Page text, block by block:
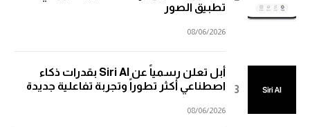
تطبيق الصور
08/06/2026
أبل تعلن رسمياً عن Siri AI بقدرات ذكاء
اصطناعي أكثر تطوراً وتجربة تفاعلية جديدة
08/06/2026